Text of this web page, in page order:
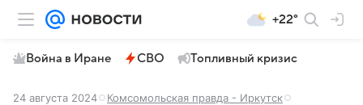
+22°
Война в Иране СВО Топливный кризис
24 августа 2024
Комсомольская правда - Иркутск